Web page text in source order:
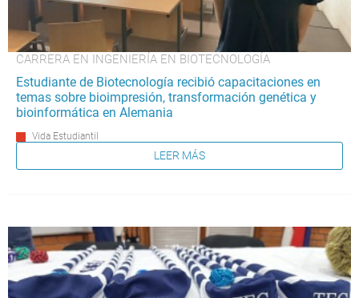
CARRERA EN INGENIERÍA EN BIOTECNOLOGÍA
Estudiante de Biotecnología recibió capacitaciones en
temas sobre bioimpresión, transformación genética y
bioinformática en Alemania
Vida Estudiantil
LEER MÁS